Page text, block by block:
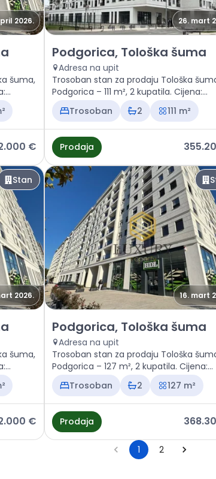
2026.
šuma
šuma,
€
26. mart
Prodaja - Stan Podgorica, Tološka
Podgorica, Tološka šuma
Adresa na upit
Trosoban stan za prodaju Tološka
Podgorica – 111 m², 2 kupatila. Cijena:
355.200 €
Trosoban 2 111 m²
Prodaja
Stan
2026.
šuma
šuma,
€
16. mart
Prodaja - Stan Podgorica, Tološka
Podgorica, Tološka šuma
Adresa na upit
Trosoban stan za prodaju Tološka
Podgorica – 127 m², 2 kupatila. Cijena:
368.300 €
Trosoban 2 127 m²
Prodaja
1 2